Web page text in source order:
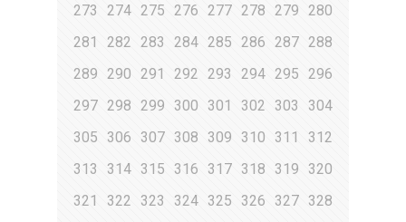
273
274 275 276 277 278 279
280
281
282 283 284 285 286 287 288
289
290 291 292 293 294 295
296
297 298 299 300 301 302 303
304
305
306 307 308 309 310 311
312
313
314 315 316 317 318 319
320
321
322 323 324 325 326 327 328